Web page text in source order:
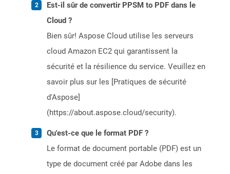
Est-il sûr de convertir PPSM to PDF dans le
Cloud ?
Bien sûr! Aspose Cloud utilise les serveurs
cloud Amazon EC2 qui garantissent la
sécurité et la résilience du service. Veuillez en
savoir plus sur les [Pratiques de sécurité
d'Aspose]
(https://about.aspose.cloud/security).
Qu'est-ce que le format PDF ?
Le format de document portable (PDF) est un
type de document créé par Adobe dans les